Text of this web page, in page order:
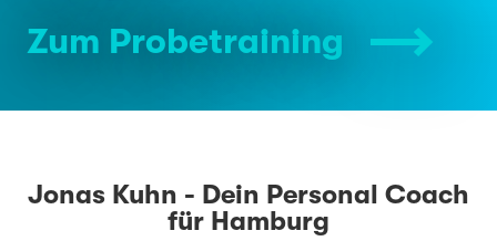
Zum Probetraining
Jonas Kuhn - Dein Personal Coach
für Hamburg